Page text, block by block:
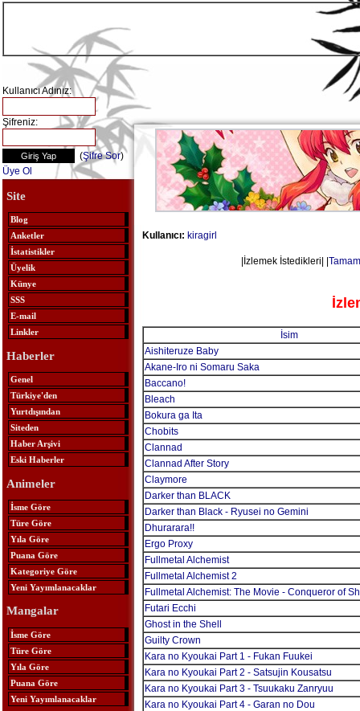
Kullanıcı Adınız:
Şifreniz:
(Şifre Sor)
Üye Ol
Site
Blog
Anketler
İstatistikler
Üyelik
Künye
SSS
E-mail
Linkler
Haberler
Genel
Türkiye'den
Yurtdışından
Siteden
Haber Arşivi
Eski Haberler
Animeler
İsme Göre
Türe Göre
Yıla Göre
Puana Göre
Kategoriye Göre
Yeni Yayımlanacaklar
Mangalar
İsme Göre
Türe Göre
Yıla Göre
Puana Göre
Yeni Yayımlanacaklar
Kullanıcı: kiragirl
|İzlemek İstedikleri| |
İsim
Aishiteruze Baby
Akane-Iro ni Somaru Saka
Baccano!
Bleach
Bokura ga Ita
Chobits
Clannad
Clannad After Story
Claymore
Darker than BLACK
Darker than Black - Ryusei no Gemini
Dhurarara!!
Ergo Proxy
Fullmetal Alchemist
Fullmetal Alchemist 2
Fullmetal Alchemist: The Movie - Conqueror of
Futari Ecchi
Ghost in the Shell
Guilty Crown
Kara no Kyoukai Part 1 - Fukan Fuukei
Kara no Kyoukai Part 2 - Satsujin Kousatsu
Kara no Kyoukai Part 3 - Tsuukaku Zanryuu
Kara no Kyoukai Part 4 - Garan no Dou